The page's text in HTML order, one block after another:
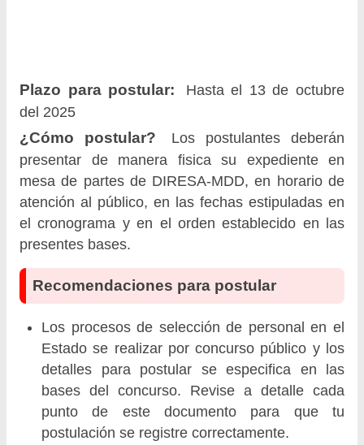
Plazo para postular:
Hasta el 13 de octubre
del 2025
¿Cómo postular?
Los postulantes deberán
presentar de manera fisica su expediente en
mesa de partes de DIRESA-MDD, en horario de
atención al público, en las fechas estipuladas en
el cronograma y en el orden establecido en las
presentes bases.
Recomendaciones para postular
Los procesos de selección de personal en el
Estado se realizar por concurso público y los
detalles para postular se especifica en las
bases del concurso. Revise a detalle cada
punto de este documento para que tu
postulación se registre correctamente.